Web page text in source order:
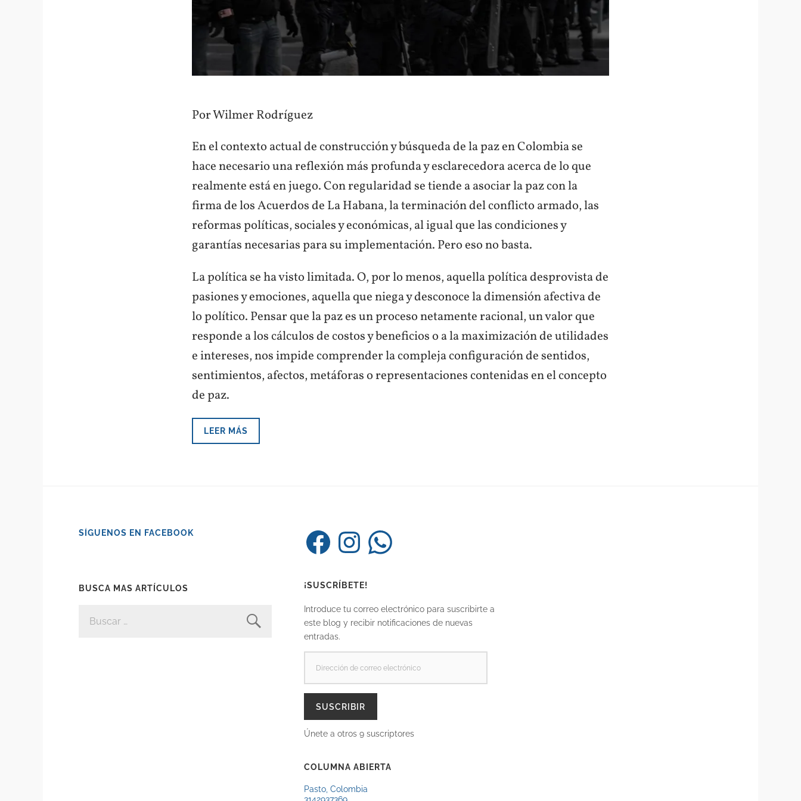
Por Wilmer Rodríguez
En el contexto actual de construcción y búsqueda de la paz en Colombia se
hace necesario una reflexión más profunda y esclarecedora acerca de lo que
realmente está en juego. Con regularidad se tiende a asociar la paz con la
firma de los Acuerdos de La Habana, la terminación del conflicto armado, las
reformas políticas, sociales y económicas, al igual que las condiciones y
garantías necesarias para su implementación. Pero eso no basta.
La política se ha visto limitada. O, por lo menos, aquella política desprovista de
pasiones y emociones, aquella que niega y desconoce la dimensión afectiva de
lo político. Pensar que la paz es un proceso netamente racional, un valor que
responde a los cálculos de costos y beneficios o a la maximización de utilidades
e intereses, nos impide comprender la compleja configuración de sentidos,
sentimientos, afectos, metáforas o representaciones contenidas en el concepto
de paz.
LEER MÁS
SÍGUENOS EN FACEBOOK
BUSCA MAS ARTÍCULOS
FacebookInstagramWhatsApp
¡SUSCRÍBETE!
Introduce tu correo electrónico para suscribirte a
este blog y recibir notificaciones de nuevas
entradas.
CORREO
SUSCRIBIR
Únete a otros 9 suscriptores
COLUMNA ABIERTA
Pasto, Colombia
3142937369